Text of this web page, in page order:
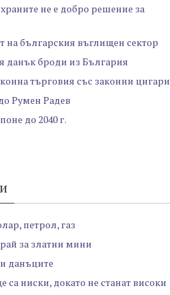
не е добро решение за
на българския въглищен сектор
данък броди из България
търговия със законни цигари
Румен Радев
до 2040 г.
петрол, газ
за златни мини
данъците
са ниски, докато не станат високи